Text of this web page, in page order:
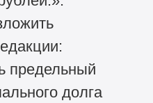
предельный
долга